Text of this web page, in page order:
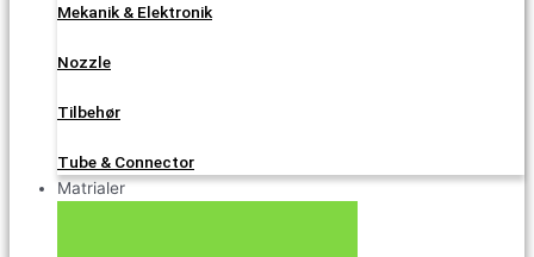
Mekanik & Elektronik
Nozzle
Tilbehør
Tube & Connector
Matrialer